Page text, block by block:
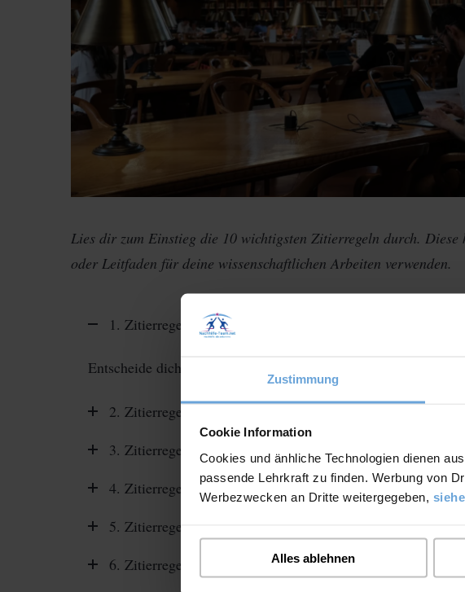
Zustimmung
Cookie Information
Cookies und änhliche Technologien dienen
passende Lehrkraft zu finden. Werbung von
Werbezwecken an Dritte weitergegeben,
Alles ablehnen
Lies dir zum Einstieg die 10 wichtigsten Zitierregeln durch. Diese
oder Leitfaden für deine wissenschaftlichen Arbeiten verwenden.
1. Zitierregel
Entscheide dich für eine Zitierweise und verwende in deiner
2. Zitierregel
3. Zitierregel
4. Zitierregel
5. Zitierregel
6. Zitierregel